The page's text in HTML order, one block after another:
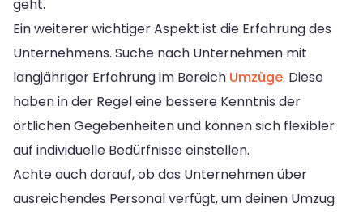
geht.
Ein weiterer wichtiger Aspekt ist die Erfahrung des
Unternehmens. Suche nach Unternehmen mit
langjähriger Erfahrung im Bereich Umzüge. Diese
haben in der Regel eine bessere Kenntnis der
örtlichen Gegebenheiten und können sich flexibler
auf individuelle Bedürfnisse einstellen.
Achte auch darauf, ob das Unternehmen über
ausreichendes Personal verfügt, um deinen Umzug